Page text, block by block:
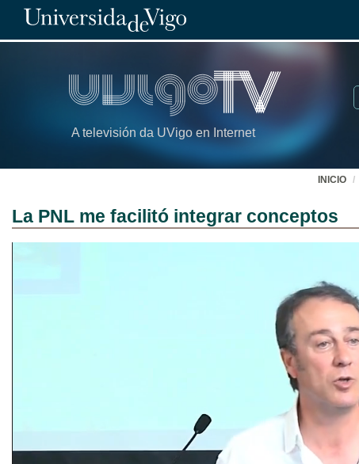
A televisión da UVigo en Internet
INICIO
La PNL me facilitó integrar conceptos